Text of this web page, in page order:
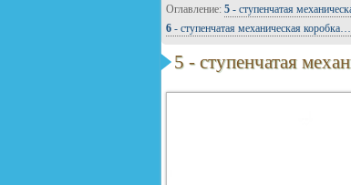
Оглавление: 5 - ступенчатая
6 - ступенчатая механическая
5 - ступенчатая